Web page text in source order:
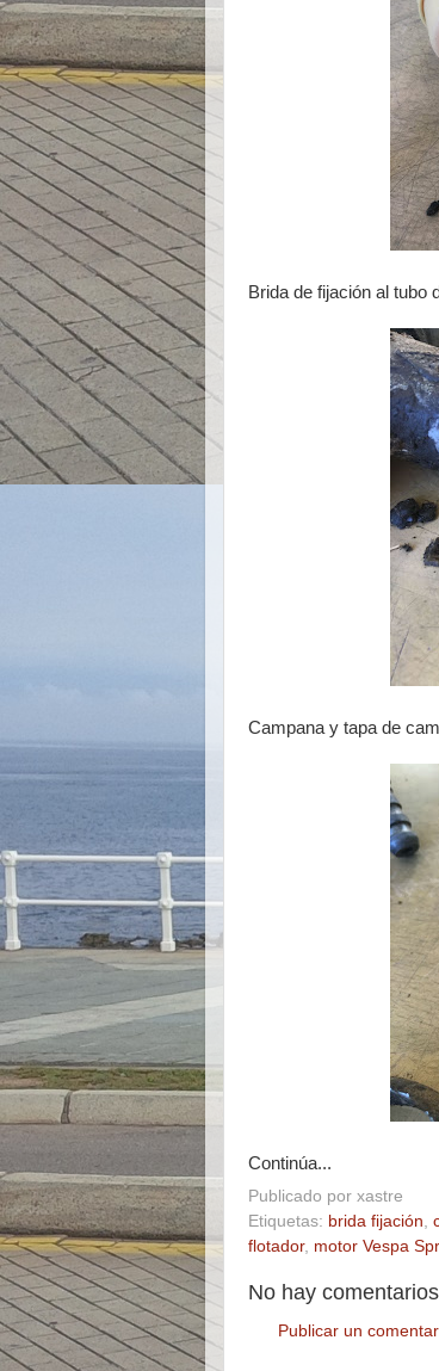
Brida de fijación al tubo
Campana y tapa de
Continúa...
Publicado por xastre
Etiquetas: brida fijación
flotador, motor Vespa
No hay
Publicar un